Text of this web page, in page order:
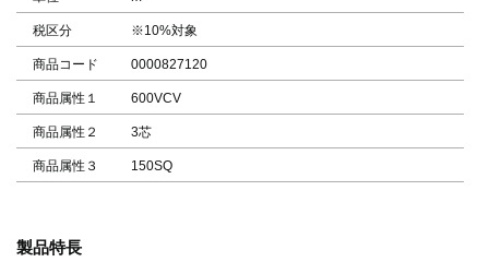
税区分 ※10%対象
商品コード 0000827120
商品属性１ 600VCV
商品属性２ 3芯
商品属性３ 150SQ
製品特長